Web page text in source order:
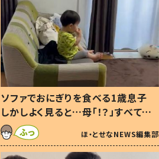
ソファでおにぎりを食べる1歳息子
しかしよく見ると…母「！？」すべてを
察した母の投稿に「可愛いから許
す！」「現行犯〜」
ほ・とせなNEWS編集部